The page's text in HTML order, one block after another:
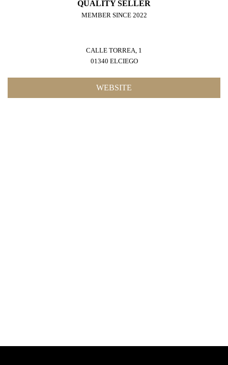
QUALITY SELLER
MEMBER SINCE 2022
CALLE TORREA, 1
01340 ELCIEGO
WEBSITE